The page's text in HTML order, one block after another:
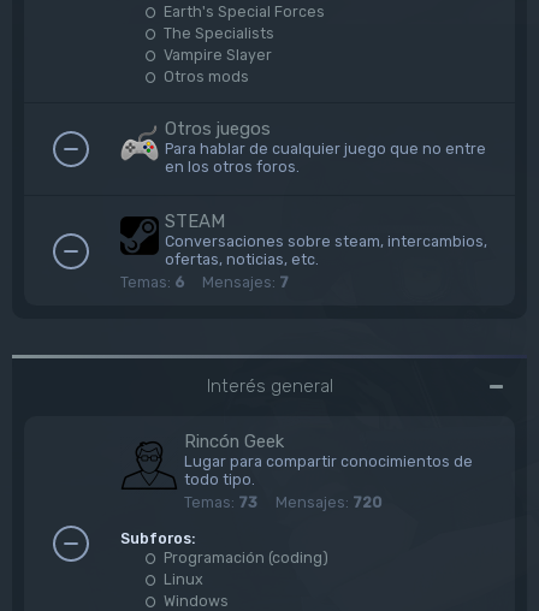
Earth's Special Forces
The Specialists
Vampire Slayer
Otros mods
Otros juegos
Para hablar de cualquier juego que no entre
en los otros foros.
STEAM
Conversaciones sobre steam, intercambios,
ofertas, noticias, etc.
Temas: 6 Mensajes: 7
Interés general
Rincón Geek
Lugar para compartir conocimientos de
todo tipo.
Temas: 73 Mensajes: 720
Subforos:
Programación (coding)
Linux
Windows